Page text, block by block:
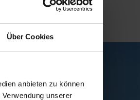
Über Cookies
anbieten zu können
unserer